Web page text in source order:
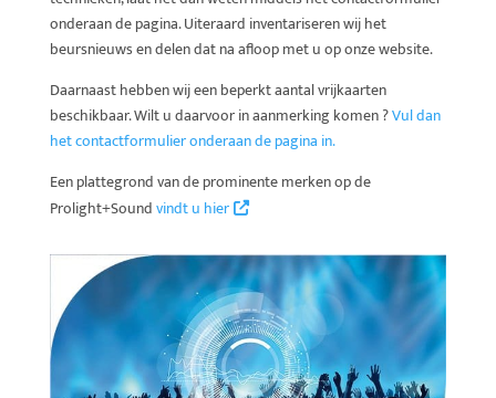
onderaan de pagina. Uiteraard inventariseren wij het
beursnieuws en delen dat na afloop met u op onze website.
Daarnaast hebben wij een beperkt aantal vrijkaarten
beschikbaar. Wilt u daarvoor in aanmerking komen ?Vul dan
het contactformulier onderaan de pagina in.
Een plattegrond van de prominente merken op de
Prolight+Soundvindt u hier